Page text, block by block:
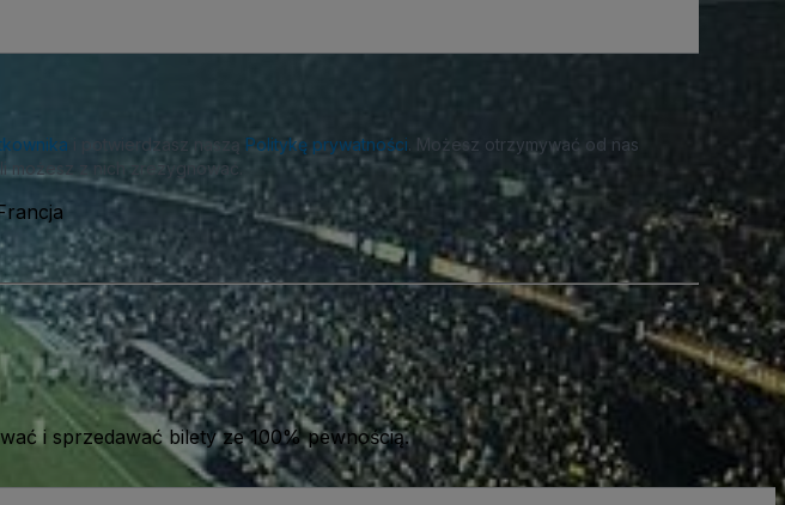
i potwierdzasz naszą Politykę prywatności . Możesz otrzymywać od nas
możesz z nich zrezygnować.
i sprzedawać bilety ze 100% pewnością.